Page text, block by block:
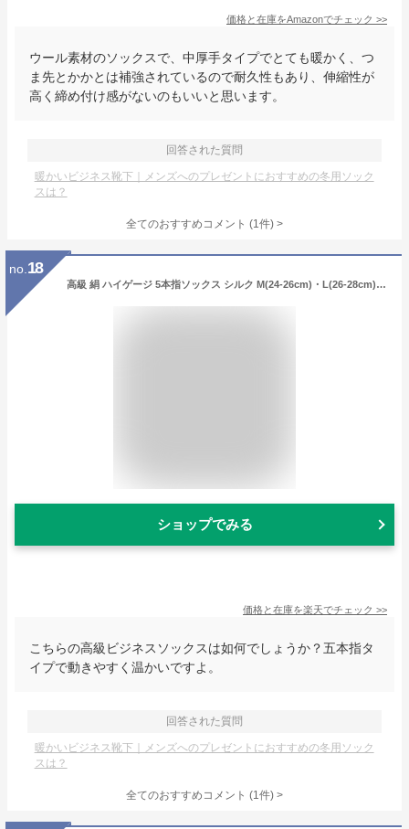
価格と在庫をAmazonでチェック >>
ウール素材のソックスで、中厚手タイプでとても暖かく、つ
ま先とかかとは補強されているので耐久性もあり、伸縮性が
高く締め付け感がないのもいいと思います。
回答された質問
暖かいビジネス靴下｜メンズへのプレゼントにおすすめの冬用ソック
スは？
全てのおすすめコメント (1件) >
no. 18
高級 絹 ハイゲージ 5本指ソックス シルク M(24-26cm)・L(26-28cm)【8105】 薄地 重ね履き インナー 五本指 靴下 メンズ レディース 日本製 五本指ソックス 5本指 靴下 冷え取り 冷えとり 高級 絹紡糸 蒸れない ビジネス 紳士 男性 水虫 臭い クルー丈 臭わない 吸湿性
ショップでみる
価格と在庫を楽天でチェック >>
こちらの高級ビジネスソックスは如何でしょうか？五本指タ
イプで動きやすく温かいですよ。
回答された質問
暖かいビジネス靴下｜メンズへのプレゼントにおすすめの冬用ソック
スは？
全てのおすすめコメント (1件) >